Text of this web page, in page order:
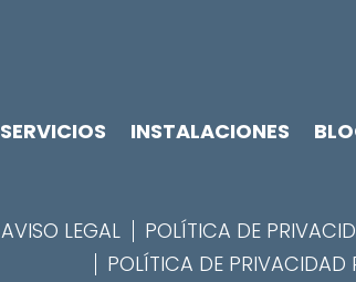
SERVICIOS INSTALACIONES
AVISO LEGAL POLÍTICA DE
POLÍTICA DE PRIVACIDAD